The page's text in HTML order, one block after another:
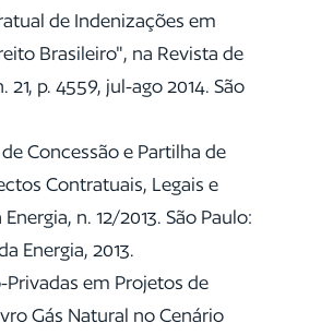
de Indenizações em
Brasileiro", na Revista de
p. 4559, jul-ago 2014. São
Concessão e Partilha de
Contratuais, Legais e
n. 12/2013. São Paulo:
Energia, 2013.
em Projetos de
Gás Natural no Cenário